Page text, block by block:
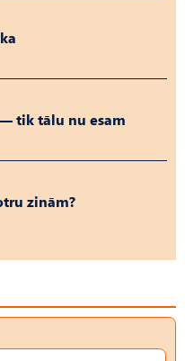
tik tālu nu esam
zinām?